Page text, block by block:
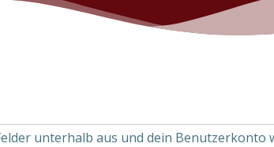
unterhalb aus und dein Benutzerkonto